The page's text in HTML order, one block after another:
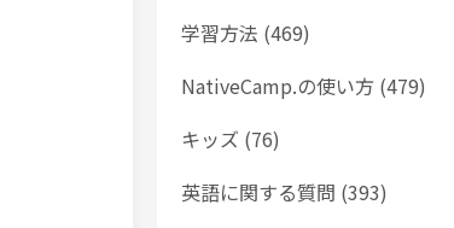
学習方法 (469)
NativeCamp.の使い方 (479)
キッズ (76)
英語に関する質問 (393)